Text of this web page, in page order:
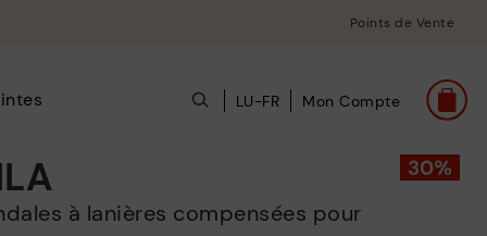
Points de Vente
LU-FR Mon Compte